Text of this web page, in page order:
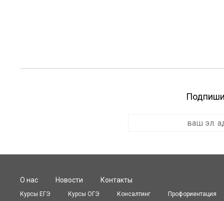
О нас Новости Контакты
Курсы ЕГЭ Курсы OГЭ Консалтинг Профориентация